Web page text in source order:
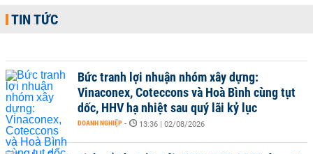
TIN TỨC
Bức tranh lợi nhuận nhóm xây dựng:
Vinaconex, Coteccons và Hoà Bình cùng tụt
dốc, HHV hạ nhiệt sau quý lãi kỷ lục
DOANH NGHIỆP - 13:36 | 02/08/2026